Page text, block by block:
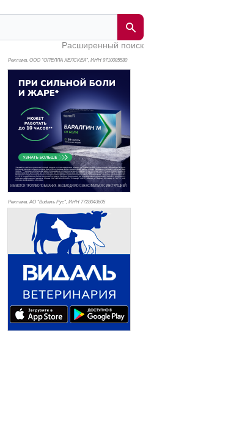
Расширенный поиск
Реклама. ООО "ОПЕЛЛА ХЕЛСКЕА", ИНН 9710085580
Реклама. АО "Видаль Рус", ИНН 7728043605